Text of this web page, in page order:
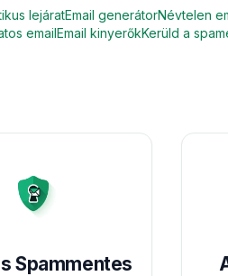
lejáratEmail generátorNévtelen
email Email kinyerőkKerüld a
Spammentes